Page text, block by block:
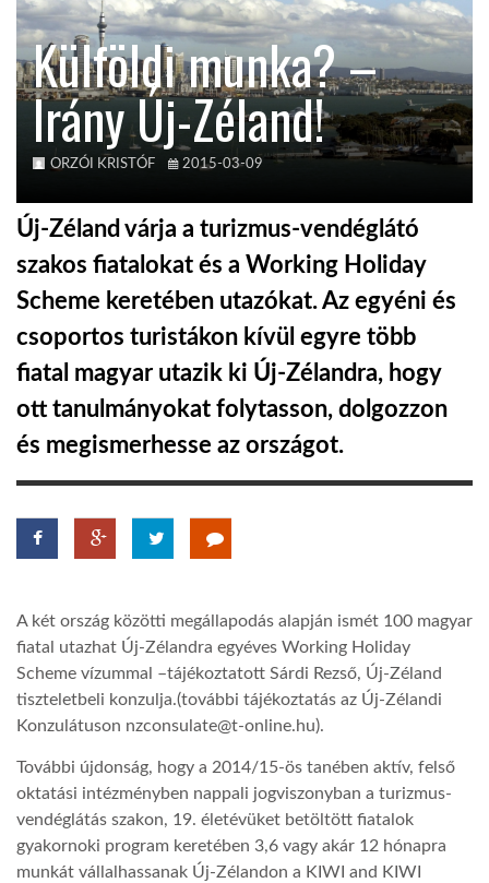
GLOBOTV
AFRIKA TUDÁSTÁR
A NAP SZÉPE
LINKTR.EE
GLOBOZSARU
DOBRAVERO.HU
LATIMO.HU
GLOBOBOOK
Külföldi munka? –
Irány Új-Zéland!
ORZÓI KRISTÓF 2015-03-09
Új-Zéland várja a turizmus-vendéglátó
szakos fiatalokat és a Working Holiday
Scheme keretében utazókat. Az egyéni és
csoportos turistákon kívül egyre több
fiatal magyar utazik ki Új-Zélandra, hogy
ott tanulmányokat folytasson, dolgozzon
és megismerhesse az országot.
A két ország közötti megállapodás alapján ismét 100 magyar
fiatal utazhat Új-Zélandra egyéves Working Holiday
Scheme vízummal –tájékoztatott Sárdi Rezső, Új-Zéland
tiszteletbeli konzulja.(további tájékoztatás az Új-Zélandi
Konzulátuson nzconsulate@t-online.hu).
További újdonság, hogy a 2014/15-ös tanében aktív, felső
oktatási intézményben nappali jogviszonyban a turizmus-
vendéglátás szakon, 19. életévüket betöltött fiatalok
gyakornoki program keretében 3,6 vagy akár 12 hónapra
munkát vállalhassanak Új-Zélandon a KIWI and KIWI